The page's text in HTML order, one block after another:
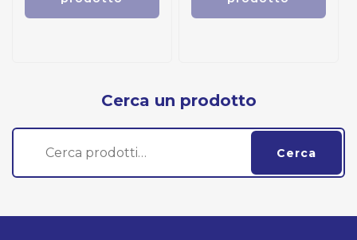
Cerca un prodotto
Cerca:
Cerca